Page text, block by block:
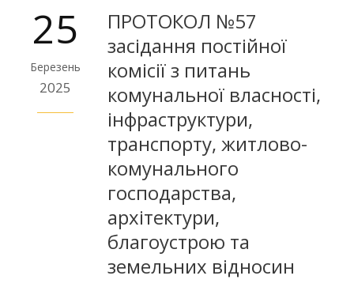
25
Березень
2025
ПРОТОКОЛ №57
засідання постійної
комісії з питань
комунальної власності,
інфраструктури,
транспорту, житлово-
комунального
господарства,
архітектури,
благоустрою та
земельних відносин